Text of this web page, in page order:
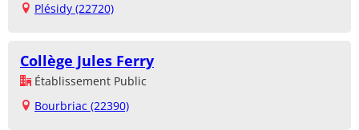
Plésidy (22720)
Collège Jules Ferry
Établissement Public
Bourbriac (22390)